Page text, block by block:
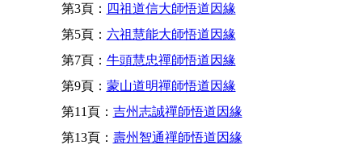
第3頁： 四祖道信大師悟道因緣
第5頁： 六祖慧能大師悟道因緣
第7頁： 牛頭慧忠禪師悟道因緣
第9頁： 蒙山道明禪師悟道因緣
第11頁： 吉州志誠禪師悟道因緣
第13頁： 壽州智通禪師悟道因緣